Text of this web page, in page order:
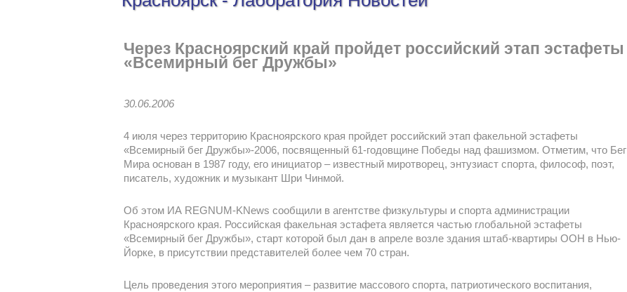
Через Красноярский край пройдет российский этап эстафеты
«Всемирный бег Дружбы»
30.06.2006
4 июля через территорию Красноярского края пройдет российский этап факельной эстафеты
«Всемирный бег Дружбы»-2006, посвященный 61-годовщине Победы над фашизмом. Отметим, что Бег
Мира основан в 1987 году, его инициатор – известный миротворец, энтузиаст спорта, философ, поэт,
писатель, художник и музыкант Шри Чинмой.
Об этом ИА REGNUM-KNews сообщили в агентстве физкультуры и спорта администрации
Красноярского края. Российская факельная эстафета является частью глобальной эстафеты
«Всемирный бег Дружбы», старт которой был дан в апреле возле здания штаб-квартиры ООН в Нью-
Йорке, в присутствии представителей более чем 70 стран.
Цель проведения этого мероприятия – развитие массового спорта, патриотического воспитания,